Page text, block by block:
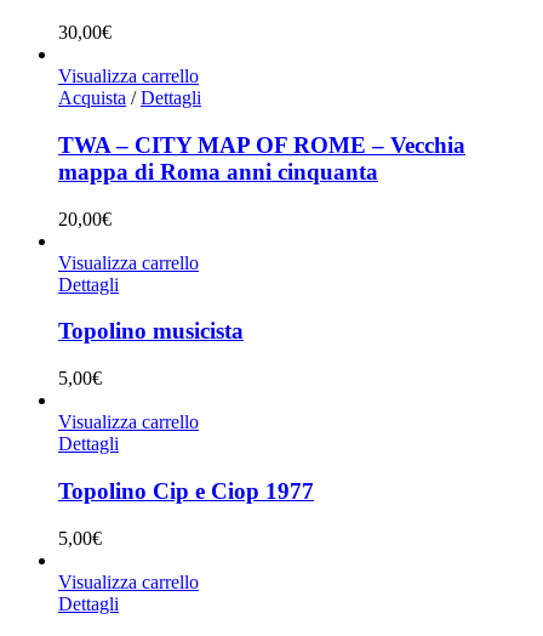
30,00€
Visualizza carrello
Acquista / Dettagli
TWA – CITY MAP OF ROME – Vecchia
mappa di Roma anni cinquanta
20,00€
Visualizza carrello
Dettagli
Topolino musicista
5,00€
Visualizza carrello
Dettagli
Topolino Cip e Ciop 1977
5,00€
Visualizza carrello
Dettagli